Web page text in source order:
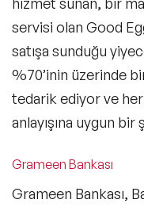
servisi olan Good
satışa sunduğu
%70’inin üzerinde
tedarik ediyor ve
anlayışına uygun
Grameen Bankası
Grameen Bankası,